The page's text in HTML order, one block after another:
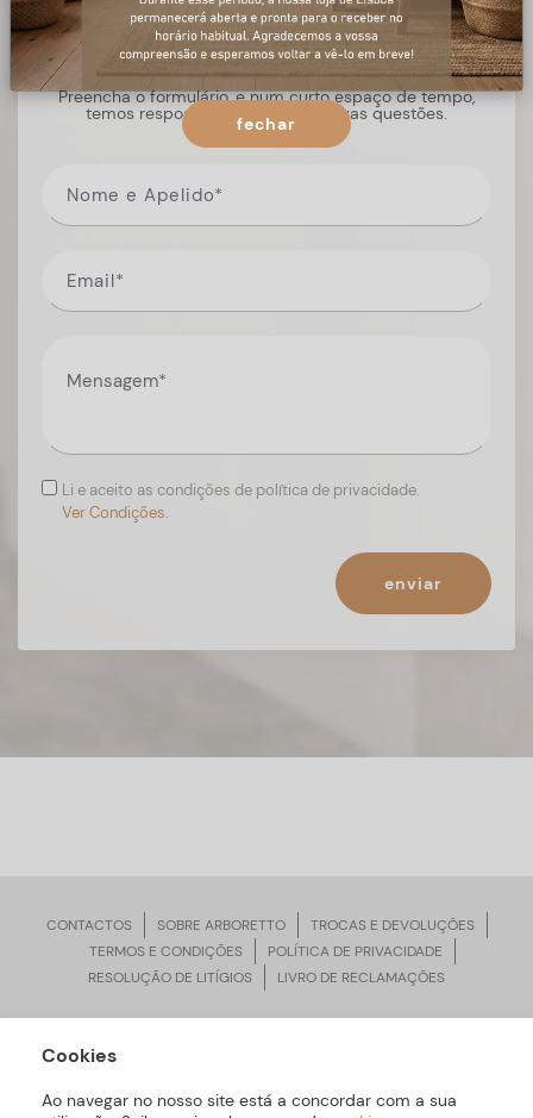
+ informações
Preencha o formulário, e num curto espaço de tempo,
temos respostas para todas as suas questões.
Li e aceito as condições de política de privacidade.
Ver Condições.
enviar
CONTACTOS SOBRE ARBORETTO
TROCAS E DEVOLUÇÕES
TERMOS E CONDIÇÕES
POLÍTICA DE PRIVACIDADE
RESOLUÇÃO DE LITÍGIOS
LIVRO DE RECLAMAÇÕES
ARBORETTO © Todos os Direitos Reservados | Desenvolvido por
Cookies
Ao navegar no nosso site está a concordar com a sua
fechar